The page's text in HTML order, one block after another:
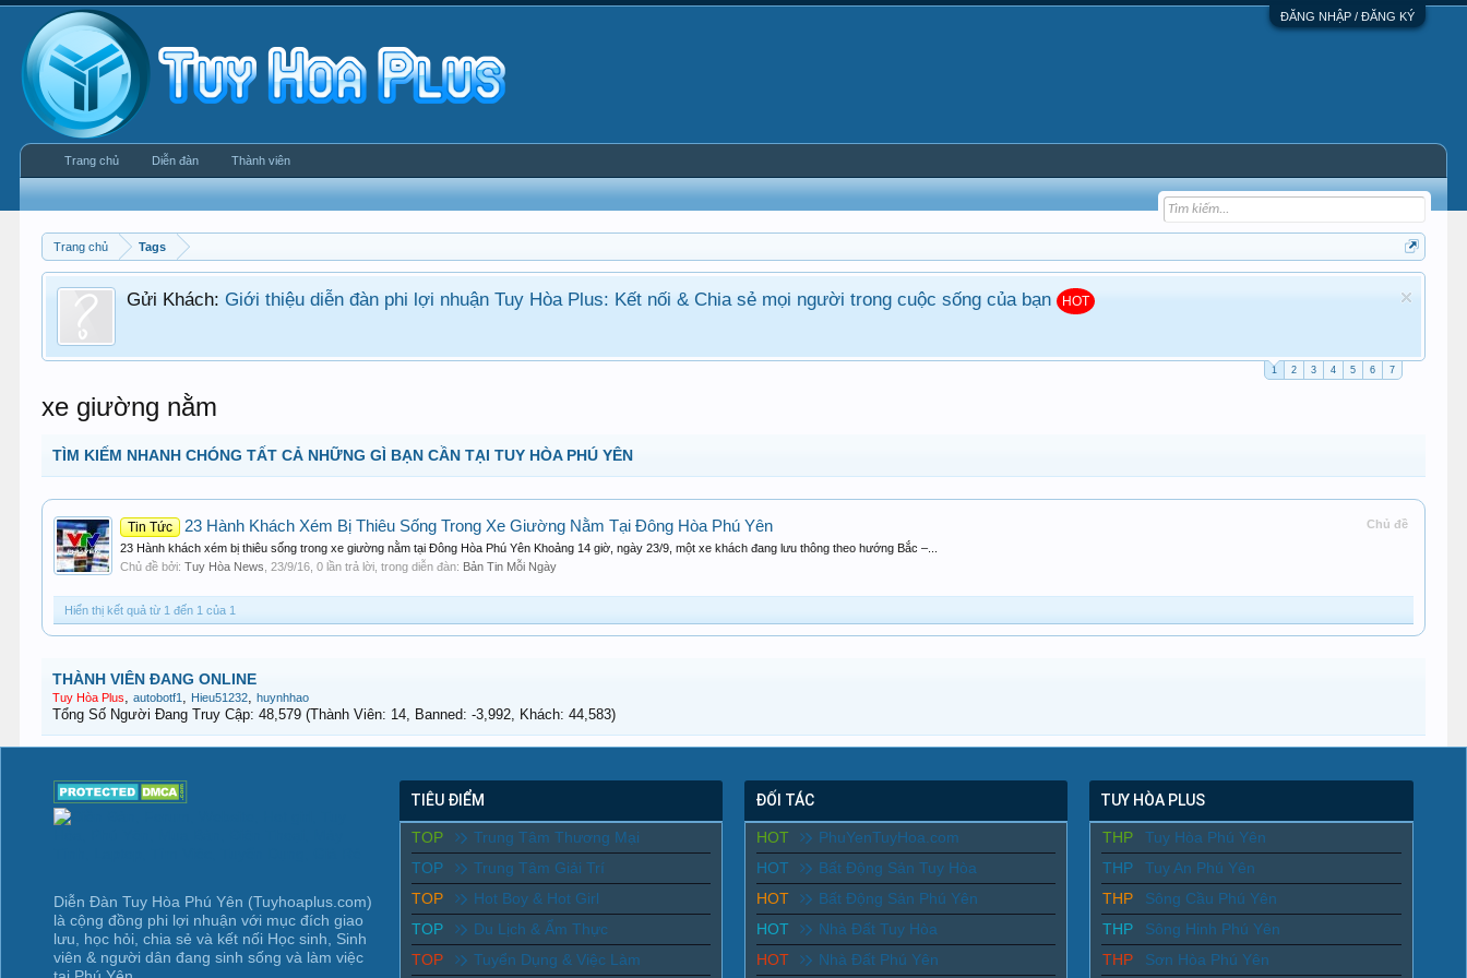
ĐĂNG NHẬP / ĐĂNG KÝ
Trang chủ Tags
Gửi Khách:Giới thiệu diễn đàn phi lợi nhuận Tuy Hòa Plus: Kết nối & Chia sẻ mọi người trong cuộc sống của bạn HOT
1 2 3 4 5 6 7
xe giường nằm
TÌM KIẾM NHANH CHÓNG TẤT CẢ NHỮNG GÌ BẠN CẦN TẠI TUY HÒA PHÚ YÊN
Chủ đề
Tin Tức 23 Hành Khách Xém Bị Thiêu Sống Trong Xe Giường Nằm Tại Đông Hòa Phú Yên
23 Hành khách xém bị thiêu sống trong xe giường nằm tại Đông Hòa Phú Yên Khoảng 14 giờ, ngày 23/9, một xe khách đang lưu thông theo hướng Bắc –...
Chủ đề bởi:Tuy Hòa News ,23/9/16 , 0 lần trả lời, trong diễn đàn: Bản Tin Mỗi Ngày
Hiển thị kết quả từ 1 đến 1 của 1
THÀNH VIÊN ĐANG ONLINE
Tuy Hòa Plus,autobotf1 , Hieu51232,huynhhao
Tổng Số Người Đang Truy Cập: 48,579 (Thành Viên: 14, Banned: -3,992, Khách: 44,583)
Trang chủ Diễn đàn Thành viên
Diễn Đàn Tuy Hòa Phú Yên (Tuyhoaplus.com)
là cộng đồng phi lợi nhuận với mục đích giao
lưu, học hỏi, chia sẻ và kết nối Học sinh, Sinh
viên & người dân đang sinh sống và làm việc
TIÊU ĐIỂM
TOP
Trung Tâm Thương Mại
TOP
Trung Tâm Giải Trí
TOP
Hot Boy & Hot Girl
TOP
Du Lịch & Ẩm Thực
TOP
Tuyển Dụng & Việc Làm
ĐỐI TÁC
HOT
PhuYenTuyHoa.com
HOT
Bất Động Sản Tuy Hòa
HOT
Bất Động Sản Phú Yên
HOT
Nhà Đất Tuy Hòa
HOT
Nhà Đất Phú Yên
TUY HÒA PLUS
THP
Tuy Hòa Phú Yên
THP
Tuy An Phú Yên
THP
Sông Cầu Phú Yên
THP
Sông Hinh Phú Yên
THP
Sơn Hòa Phú Yên